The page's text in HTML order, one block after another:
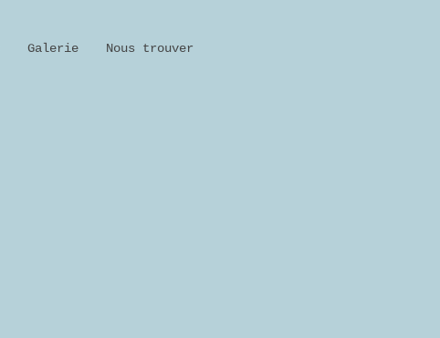
Galerie Nous trouver